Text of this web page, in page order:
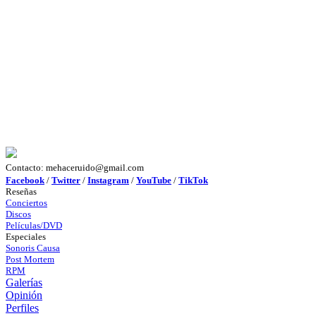
Contacto: mehaceruido@gmail.com
Facebook/ Twitter / Instagram / YouTube / TikTok
Reseñas
Conciertos
Discos
Películas/DVD
Especiales
Sonoris Causa
Post Mortem
RPM
Galerías
Opinión
Perfiles